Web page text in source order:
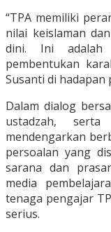
“TPA memiliki
nilai keislaman
dini. Ini adalah
pembentukan
Susanti di hadapan
Dalam dialog
ustadzah,
mendengarkan
persoalan yang
sarana dan
media
tenaga pengajar
serius.